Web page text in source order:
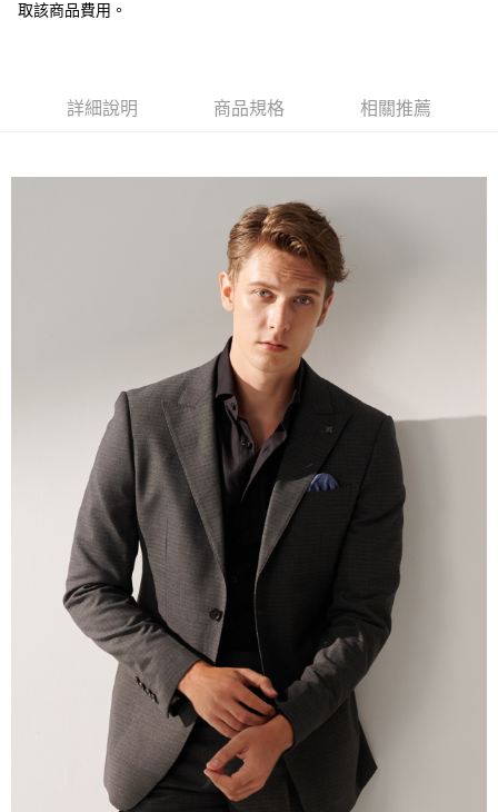
AFTEE先享後付
便利好安心！
１．於結帳方式選擇「AFTEE先享後付」後，將跳轉至「AFTEE先享後付」
結帳頁面，進行簡訊認證並確認金額後，即可完成結帳。
２．訂單成立數日內，您將收到繳費通知簡訊。
３．收到繳費通知簡訊後14天內，點擊此簡訊中的連結，可透過四大超商／
ATM／網路銀行／等多元方式進行付款，方視為交易完成。
※ 請注意：結帳手續完成當下不需立刻繳費，但若您需要取消訂單，請聯絡
購買商品的店家。未經商家同意取消之訂單仍視為有效，需透過AFTEE先享
※ 交易是否成功請以「AFTEE先享後付 」之結帳頁面顯示為準，若有關於
是否繳費成功／繳費後需取消欲退款等相關疑問，請聯繫「AFTEE先享後付
客戶支援中心」
https://netprotections.freshdesk.com/support/home
【注意事項】
１．透過由恩沛科技股份有限公司提供之「AFTEE先享後付」服務完成之交
易，需依本服務之必要範圍內提供個人資料，並將交易相關給付款項請求債
權轉讓予恩沛科技股份有限公司。
２．關於個人資料處理事宜，請瀏覽以下網址：
https://aftee.tw/terms/#terms3
３．未成年的使用者請事先徵得法定代理人或監護人之同意方可使用
「AFTEE先享後付」，若未經同意申辦者引起之損失，本公司不負相關責
４．使用「AFTEE先享後付」時，將依據個別帳號之用戶狀況，依本公司即
時審查核予不同之上限額度；若仍有額度不足之情形，本公司將視審查結果
請求用戶進行身份認證。
５．嚴禁一人註冊多個帳號或使用他人資訊註冊。若發現惡意使用之情形，
恩沛科技股份有限公司將有權停止該用戶之使用額度並採取法律行動。
每筆NT$120，滿NT$3,000(含以上)免運費
每筆NT$350，滿NT$3,500(含以上)免運費
取該商品費用。
詳細說明 商品規格 相關推薦